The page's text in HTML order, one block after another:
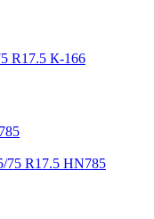
R17.5 К-166
75 R17.5 HN785